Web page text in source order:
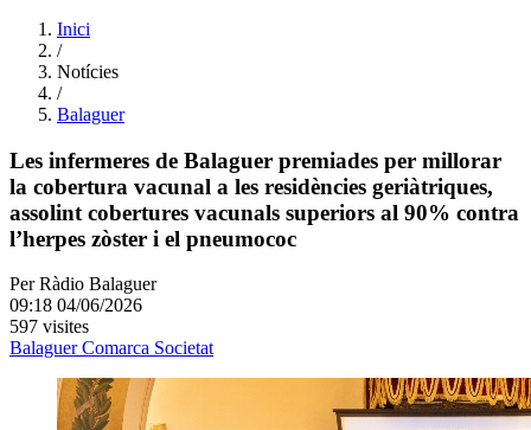
Inici
/
Notícies
/
Balaguer
Les infermeres de Balaguer premiades per millorar
la cobertura vacunal a les residències geriàtriques,
assolint cobertures vacunals superiors al 90% contra
l’herpes zòster i el pneumococ
Per Ràdio Balaguer
09:18 04/06/2026
597 visites
BalaguerComarca Societat